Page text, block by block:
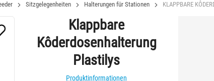
Sitzgelegenheiten Halterungen für Stationen KLAPPBARE
Klappbare
Kôderdosenhalterung
Plastilys
Produktinformationen